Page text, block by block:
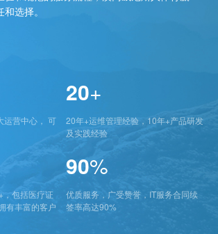
选择。
运营中心， 可
20+
20年+运维管理经验，10年+产品研发
及实践经验
，包括医疗证
有丰富的客户
90%
优质服务，广受赞誉，IT服务合同续
签率高达90%